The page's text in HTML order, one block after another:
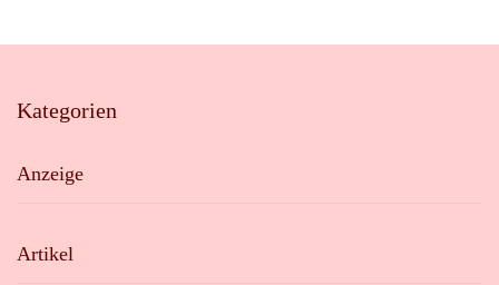
Kategorien
Anzeige
Artikel